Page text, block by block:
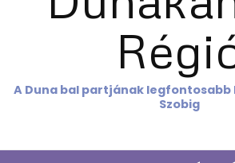
A Duna bal partjának legfontosabb
Szobig